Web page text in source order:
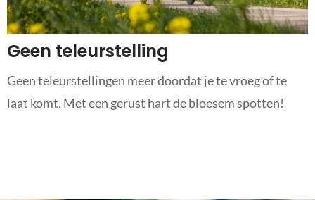
Geen teleurstelling
Geen teleurstellingen meer doordat je te vroeg of te
laat komt. Met een gerust hart de bloesem spotten!